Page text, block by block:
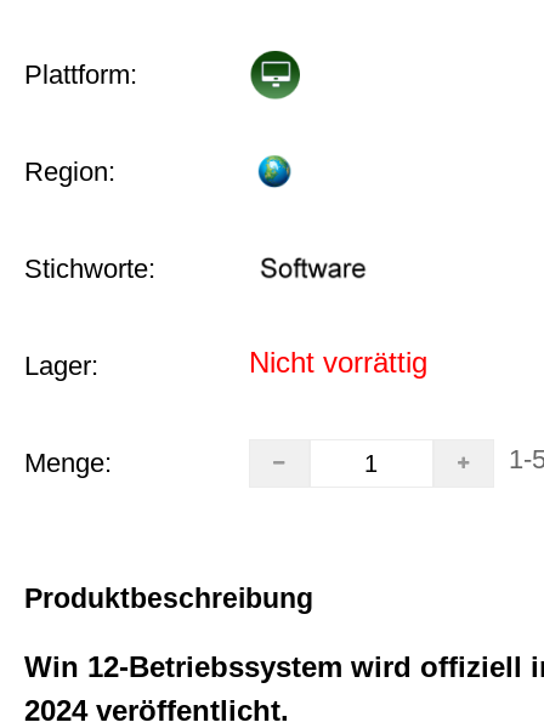
Plattform:
Region:
Stichworte:
Lager: Nicht vorrättig
Menge: 1-
Produktbeschreibung
Win 12-Betriebssystem wird offiziell
2024 veröffentlicht.